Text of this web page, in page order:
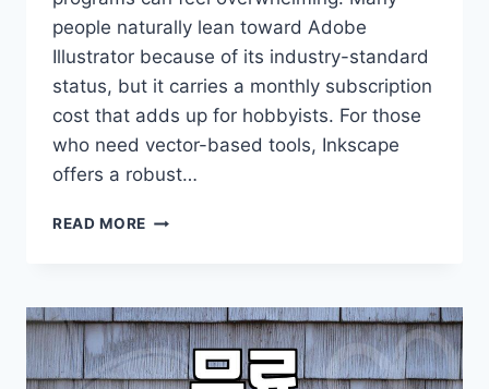
people naturally lean toward Adobe
Illustrator because of its industry-standard
status, but it carries a monthly subscription
cost that adds up for hobbyists. For those
who need vector-based tools, Inkscape
offers a robust…
READ MORE DIGITAL
WORKFLOW
ESSENTIALS
FOR
BEGINNERS